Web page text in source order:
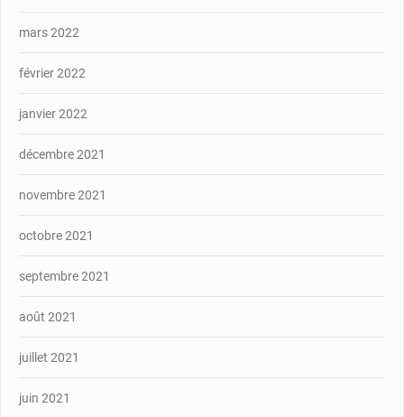
mars 2022
février 2022
janvier 2022
décembre 2021
novembre 2021
octobre 2021
septembre 2021
août 2021
juillet 2021
juin 2021